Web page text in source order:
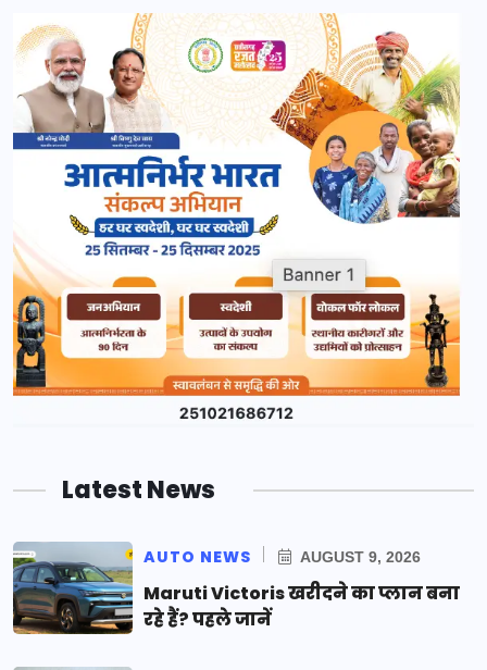
Latest News
AUTO NEWS AUGUST 9, 2026
Maruti Victoris खरीदने का प्लान बना
रहे हैं? पहले जानें